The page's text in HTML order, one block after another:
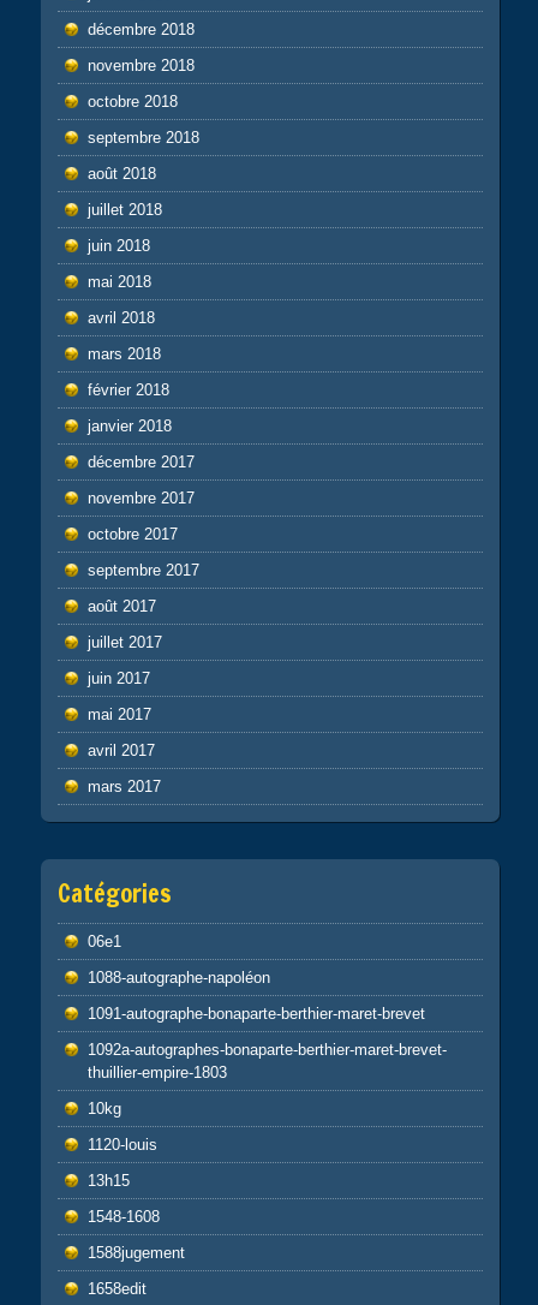
décembre 2018
novembre 2018
octobre 2018
septembre 2018
août 2018
juillet 2018
juin 2018
mai 2018
avril 2018
mars 2018
février 2018
janvier 2018
décembre 2017
novembre 2017
octobre 2017
septembre 2017
août 2017
juillet 2017
juin 2017
mai 2017
avril 2017
mars 2017
Catégories
06e1
1088-autographe-napoléon
1091-autographe-bonaparte-berthier-maret-brevet
1092a-autographes-bonaparte-berthier-maret-brevet-
thuillier-empire-1803
10kg
1120-louis
13h15
1548-1608
1588jugement
1658edit